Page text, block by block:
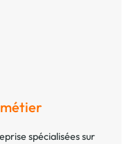
spécialisées sur